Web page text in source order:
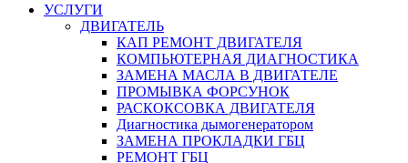
УСЛУГИ
ДВИГАТЕЛЬ
КАП РЕМОНТ ДВИГАТЕЛЯ
КОМПЬЮТЕРНАЯ ДИАГНОСТИКА
ЗАМЕНА МАСЛА В ДВИГАТЕЛЕ
ПРОМЫВКА ФОРСУНОК
РАСКОКСОВКА ДВИГАТЕЛЯ
Диагностика дымогенератором
ЗАМЕНА ПРОКЛАДКИ ГБЦ
РЕМОНТ ГБЦ